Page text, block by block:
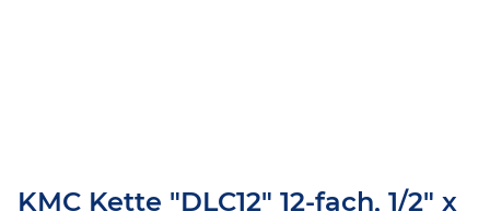
KMC Kette "DLC12" 12-fach, 1/2" x